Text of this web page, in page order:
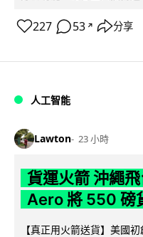
227 53 ↗ 分享
人工智能
Lawton 23 小時
貨運火箭 沖繩
Aero 將 550 磅
【真正用火箭送貨】美國